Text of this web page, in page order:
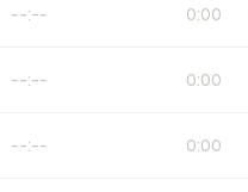
0:00
0:00
0:00